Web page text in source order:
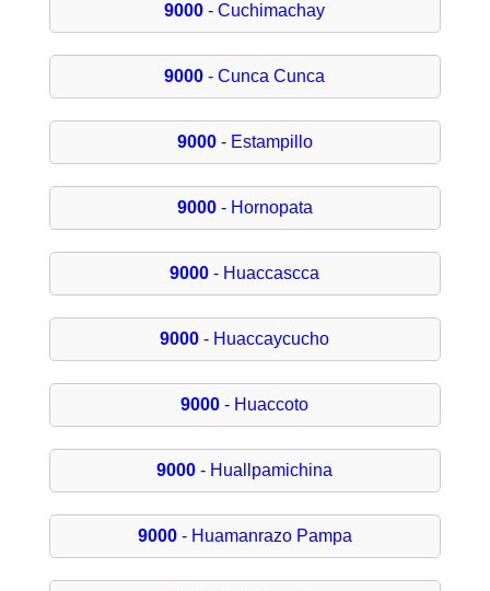
9000 - Cuchimachay
9000 - Cunca Cunca
9000- Estampillo
9000- Hornopata
9000 - Huaccascca
9000 - Huaccaycucho
9000 - Huaccoto
9000 - Huallpamichina
9000- Huamanrazo Pampa